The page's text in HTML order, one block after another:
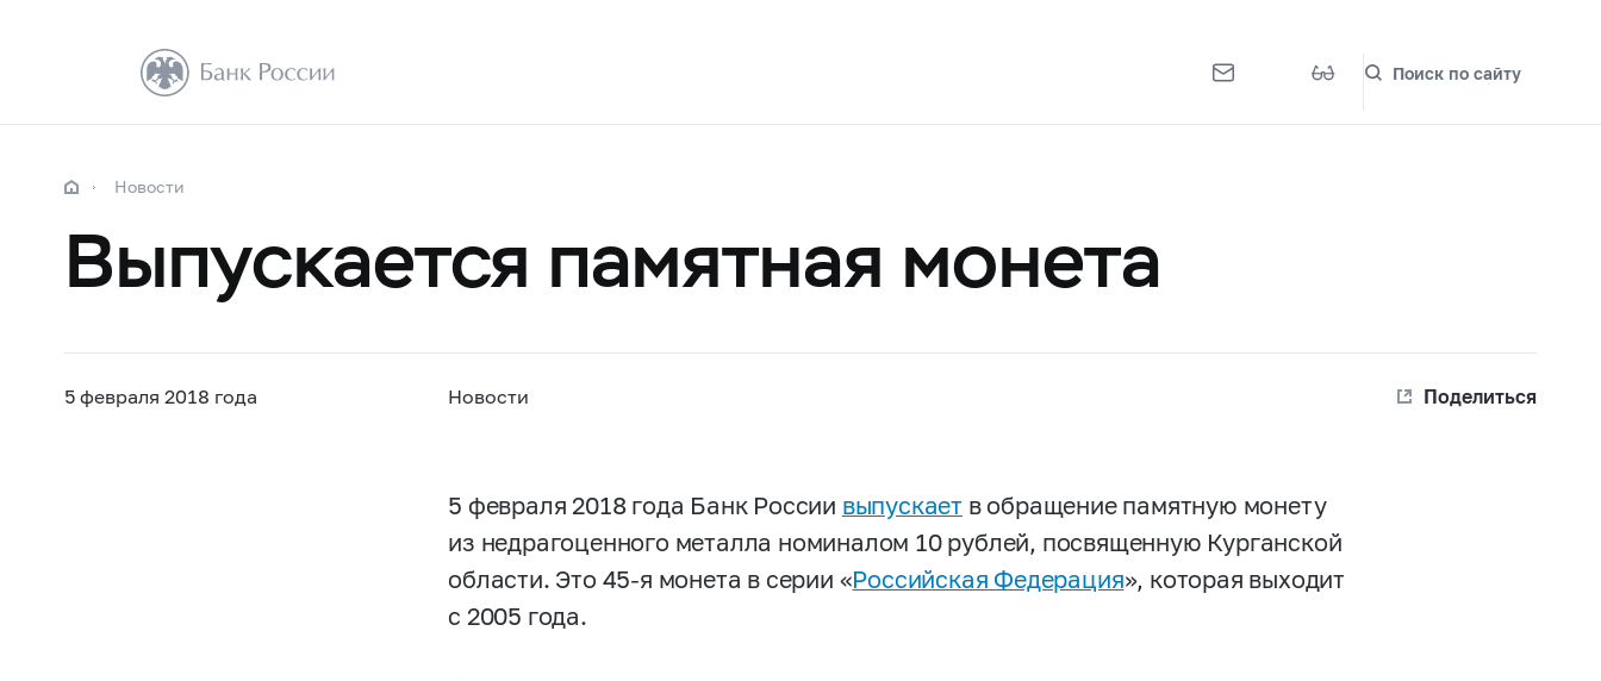
Поиск по сайту
Новости
Выпускается памятная монета
5 февраля 2018 года Новости Поделиться
5 февраля 2018 года Банк России выпускает в обращение памятную монету
из недрагоценного металла номиналом 10 рублей, посвященную Курганской
области. Это 45-я монета в серии «Российская Федерация», которая выходит
с 2005 года.